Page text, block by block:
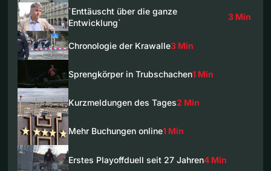
`Enttäuscht über die ganze
Entwicklung`
3 Min
Chronologie der Krawalle3 Min
Sprengkörper in Trubschachen1 Min
Kurzmeldungen des Tages2 Min
Mehr Buchungen online1 Min
Erstes Playoffduell seit 27 Jahren4 Min